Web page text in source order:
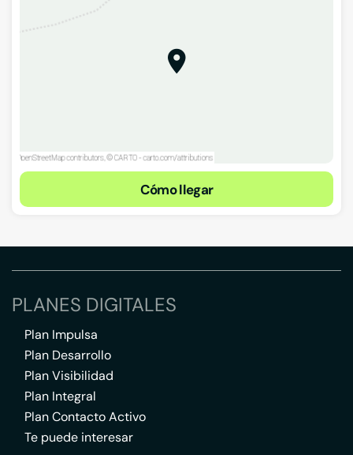
Cómo llegar
PLANES DIGITALES
Plan Impulsa
Plan Desarrollo
Plan Visibilidad
Plan Integral
Plan Contacto Activo
Te puede interesar